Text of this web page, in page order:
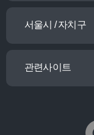
서울시 / 자치구
관련사이트